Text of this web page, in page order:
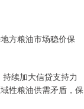
方粮油市场稳价保
续加大信贷支持力
性粮油供需矛盾，保